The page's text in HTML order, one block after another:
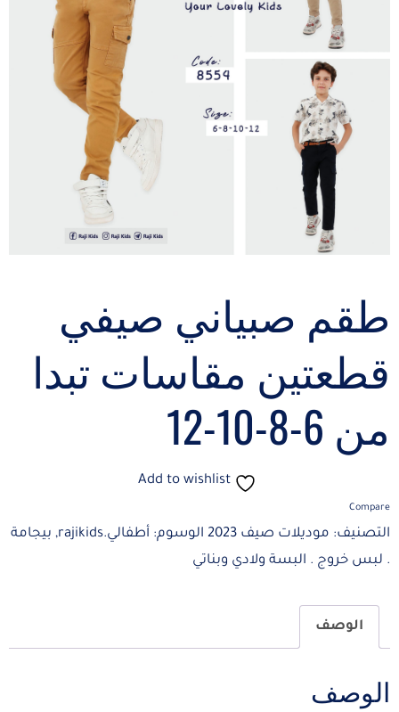
طقم صبياني صيفي
قطعتين مقاسات تبدا
من 6-8-10-12
Add to wishlist
Compare
التصنيف: موديلات صيف 2023 الوسوم: أطفالي.rajikids , بيجامة
. لبس خروج . البسة ولادي وبناتي
الوصف
الوصف